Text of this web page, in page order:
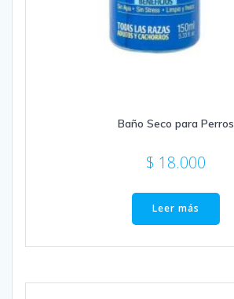
Baño Seco para Perros
$ 18.000
Leer más